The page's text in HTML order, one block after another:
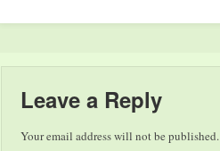
Leave a Reply
Your email address will not be published.